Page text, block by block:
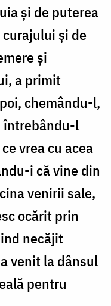
și de puterea
și de
și
a primit
chemându-l,
întrebându-l
vrea cu acea
i că vine din
venirii sale,
ocărit prin
necăjit
venit la dânsul
pentru